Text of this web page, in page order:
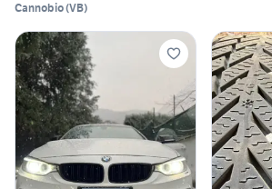
Cannobio(VB)